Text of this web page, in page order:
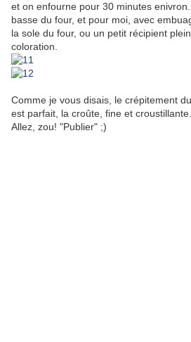
et on enfourne pour 30 minutes
basse du four, et pour moi, avec
la sole du four, ou un petit récipient
coloration.
Comme je vous disais, le crépitement
est parfait, la croûte, fine et
Allez, zou! "Publier" ;)